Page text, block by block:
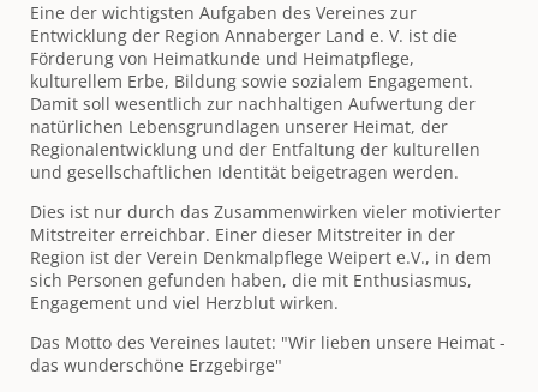
Eine der wichtigsten Aufgaben des Vereines zur
Entwicklung der Region Annaberger Land e. V. ist die
Förderung von Heimatkunde und Heimatpflege,
kulturellem Erbe, Bildung sowie sozialem Engagement.
Damit soll wesentlich zur nachhaltigen Aufwertung der
natürlichen Lebensgrundlagen unserer Heimat, der
Regionalentwicklung und der Entfaltung der kulturellen
und gesellschaftlichen Identität beigetragen werden.
Dies ist nur durch das Zusammenwirken vieler motivierter
Mitstreiter erreichbar. Einer dieser Mitstreiter in der
Region ist der Verein Denkmalpflege Weipert e.V., in dem
sich Personen gefunden haben, die mit Enthusiasmus,
Engagement und viel Herzblut wirken.
Das Motto des Vereines lautet: "Wir lieben unsere Heimat -
das wunderschöne Erzgebirge"